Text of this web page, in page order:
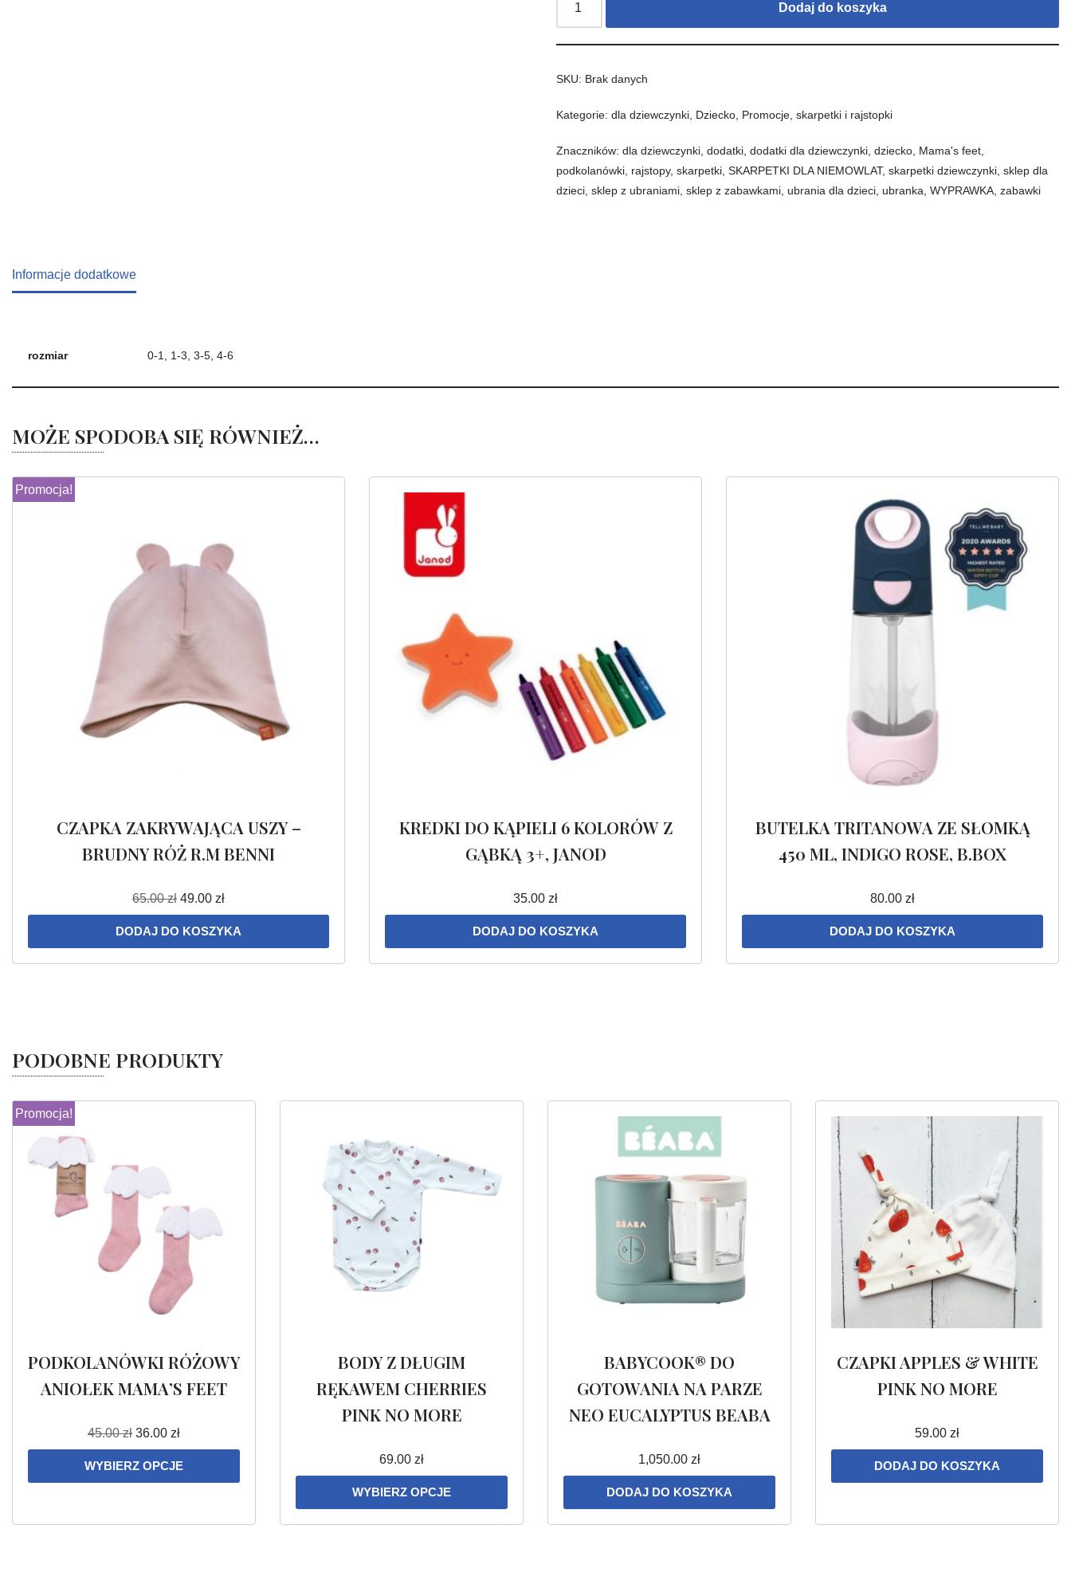
Dodaj do koszyka
SKU: Brak danych
Kategorie:dla dziewczynki Dziecko Promocje ,skarpetki i rajstopki
Znaczników:dla dziewczynki ,dodatki ,dodatki dla dziewczynki ,dziecko Mama's feet
podkolanówki rajstopy,skarpetki ,SKARPETKI DLA NIEMOWLAT,skarpetki dziewczynki ,sklep dla
dzieci ,sklep z ubraniami ,sklep z zabawkami ubrania dla dzieci ubranka ,WYPRAWKA ,zabawki
Informacje dodatkowe
rozmiar 0-1, 1-3, 3-5, 4-6
MOŻE SPODOBA SIĘ RÓWNIEŻ…
Promocja!
CZAPKA ZAKRYWAJĄCA USZY –
BRUDNY RÓŻ R.M BENNI
65.00zł 49.00 zł
DODAJ DO KOSZYKA
KREDKI DO KĄPIELI 6 KOLORÓW Z
GĄBKĄ 3+, JANOD
35.00 zł
DODAJ DO KOSZYKA
BUTELKA TRITANOWA ZE SŁOMKĄ
450 ML, INDIGO ROSE, B.BOX
80.00 zł
DODAJ DO KOSZYKA
PODOBNE PRODUKTY
Promocja!
PODKOLANÓWKI RÓŻOWY
ANIOŁEK MAMA’S FEET
45.00zł 36.00 zł
WYBIERZ OPCJE
BODY Z DŁUGIM
RĘKAWEM CHERRIES
PINK NO MORE
69.00 zł
WYBIERZ OPCJE
BABYCOOK® DO
GOTOWANIA NA PARZE
NEO EUCALYPTUS BEABA
1,050.00 zł
DODAJ DO KOSZYKA
CZAPKI APPLES & WHITE
PINK NO MORE
59.00 zł
DODAJ DO KOSZYKA